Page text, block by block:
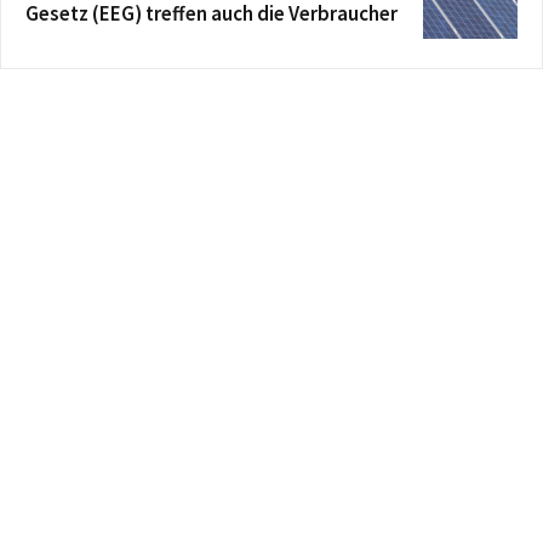
Gesetz (EEG) treffen auch die Verbraucher